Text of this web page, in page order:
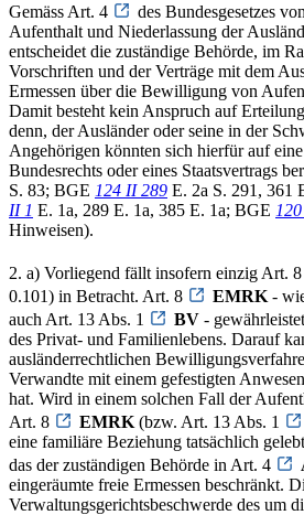
Gemäss Art. 4
des Bundesgesetzes
Aufenthalt und Niederlassung der
entscheidet die zuständige Behörde, im
Vorschriften und der Verträge mit dem
Ermessen über die Bewilligung von
Damit besteht kein Anspruch auf
denn, der Ausländer oder seine in der
Angehörigen könnten sich hierfür auf
Bundesrechts oder eines Staatsvertrags
S. 83; BGE 124 II 289 E. 2a S. 291, 361
II 1 E. 1a, 289 E. 1a, 385 E. 1a; BGE
Hinweisen).
2. a) Vorliegend fällt insofern einzig Art.
0.101) in Betracht. Art. 8
EMRK -
auch Art. 13 Abs. 1
BV -
des Privat- und Familienlebens. Darauf
ausländerrechtlichen
Verwandte mit einem gefestigten
hat. Wird in einem solchen Fall der
Art. 8
EMRK (bzw. Art. 13 Abs. 1
eine familiäre Beziehung tatsächlich
das der zuständigen Behörde in Art. 4
eingeräumte freie Ermessen beschränkt.
Verwaltungsgerichtsbeschwerde des um